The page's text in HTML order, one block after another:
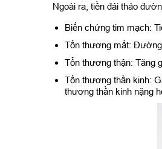
Ngoài ra, tiền đái tháo
Biến chứng tim mạch:
Tổn thương mắt: Đường
Tổn thương thận: Tăng
Tổn thương thần kinh:
thương thần kinh nặng